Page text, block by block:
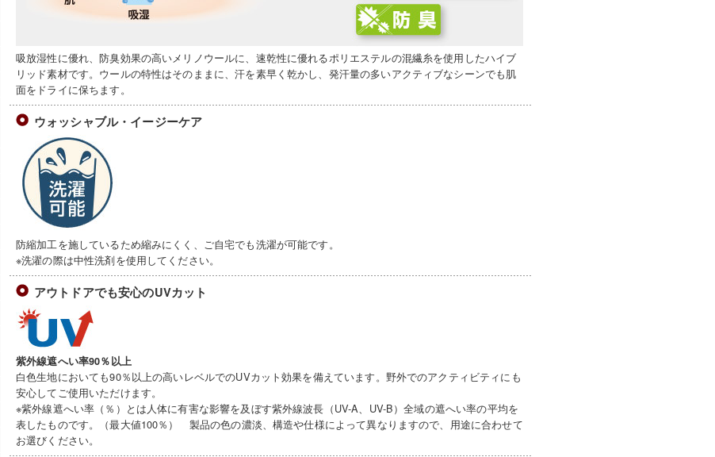
吸放湿性に優れ、防臭効果の高いメリノウールに、速乾性に優れるポリエステルの混繊糸を使用したハイブ
リッド素材です。ウールの特性はそのままに、汗を素早く乾かし、発汗量の多いアクティブなシーンでも肌
面をドライに保ちます。
ウォッシャブル・イージーケア
防縮加工を施しているため縮みにくく、ご自宅でも洗濯が可能です。
※洗濯の際は中性洗剤を使用してください。
アウトドアでも安心のUVカット
紫外線遮へい率90％以上
白色生地においても90％以上の高いレベルでのUVカット効果を備えています。野外でのアクティビティにも
安心してご使用いただけます。
※紫外線遮へい率（％）とは人体に有害な影響を及ぼす紫外線波長（UV-A、UV-B）全域の遮へい率の平均を
表したものです。（最大値100％） 製品の色の濃淡、構造や仕様によって異なりますので、用途に合わせて
お選びください。